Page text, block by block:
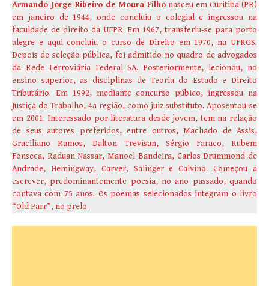
Armando Jorge Ribeiro de Moura Filho nasceu em Curitiba (PR)
em janeiro de 1944, onde concluiu o colegial e ingressou na
faculdade de direito da UFPR. Em 1967, transferiu-se para porto
alegre e aqui concluiu o curso de Direito em 1970, na UFRGS.
Depois de seleção pública, foi admitido no quadro de advogados
da Rede Ferroviária Federal SA. Posteriormente, lecionou, no
ensino superior, as disciplinas de Teoria do Estado e Direito
Tributário. Em 1992, mediante concurso púbico, ingressou na
Justiça do Trabalho, 4a região, como juiz substituto. Aposentou-se
em 2001. Interessado por literatura desde jovem, tem na relação
de seus autores preferidos, entre outros, Machado de Assis,
Graciliano Ramos, Dalton Trevisan, Sérgio Faraco, Rubem
Fonseca, Raduan Nassar, Manoel Bandeira, Carlos Drummond de
Andrade, Hemingway, Carver, Salinger e Calvino. Começou a
escrever, predominantemente poesia, no ano passado, quando
contava com 75 anos. Os poemas selecionados integram o livro
“Old Parr”, no prelo.